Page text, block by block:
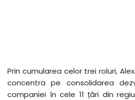
Prin cumularea celor trei roluri,
concentra pe consolidarea
companiei în cele 11 țări din